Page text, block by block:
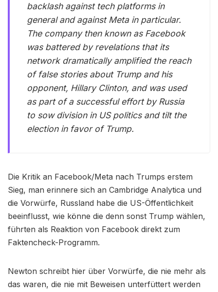
backlash against tech platforms in
general and against Meta in particular.
The company then known as Facebook
was battered by revelations that its
network dramatically amplified the reach
of false stories about Trump and his
opponent, Hillary Clinton, and was used
as part of a successful effort by Russia
to sow division in US politics and tilt the
election in favor of Trump.
Die Kritik an Facebook/Meta nach Trumps erstem
Sieg, man erinnere sich an Cambridge Analytica und
die Vorwürfe, Russland habe die US-Öffentlichkeit
beeinflusst, wie könne die denn sonst Trump wählen,
führten als Reaktion von Facebook direkt zum
Faktencheck-Programm.
Newton schreibt hier über Vorwürfe, die nie mehr als
das waren, die nie mit Beweisen unterfüttert werden